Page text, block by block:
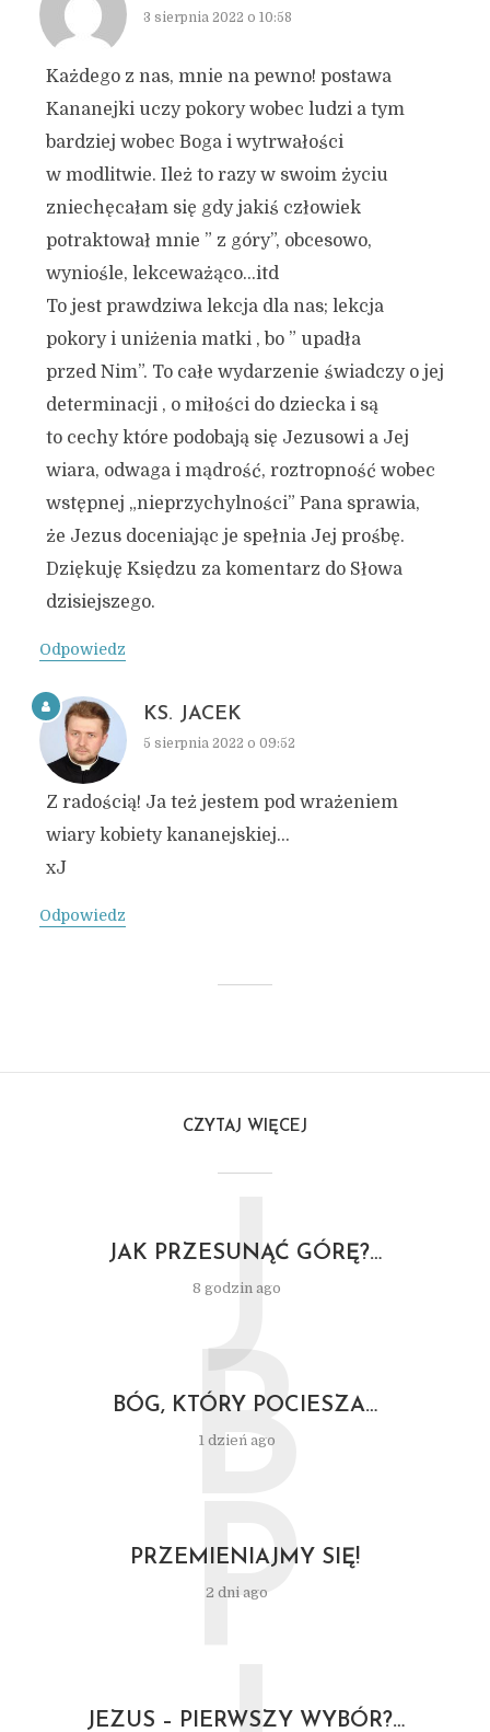
3 sierpnia 2022 o 10:58
Każdego z nas, mnie na pewno! postawa
Kananejki uczy pokory wobec ludzi a tym
bardziej wobec Boga i wytrwałości
w modlitwie. Ileż to razy w swoim życiu
zniechęcałam się gdy jakiś człowiek
potraktował mnie ” z góry”, obcesowo,
wyniośle, lekceważąco…itd
To jest prawdziwa lekcja dla nas; lekcja
pokory i uniżenia matki , bo ” upadła
przed Nim”. To całe wydarzenie świadczy o jej
determinacji , o miłości do dziecka i są
to cechy które podobają się Jezusowi a Jej
wiara, odwaga i mądrość, roztropność wobec
wstępnej „nieprzychylności” Pana sprawia,
że Jezus doceniając je spełnia Jej prośbę.
Dziękuję Księdzu za komentarz do Słowa
dzisiejszego.
Odpowiedz
KS. JACEK
5 sierpnia 2022 o 09:52
Z radością! Ja też jestem pod wrażeniem
wiary kobiety kananejskiej…
xJ
Odpowiedz
CZYTAJ WIĘCEJ
JAK PRZESUNĄĆ GÓRĘ?…
8 godzin ago
J
BÓG, KTÓRY POCIESZA…
1 dzień ago
B
PRZEMIENIAJMY SIĘ!
2 dni ago
P
JEZUS – PIERWSZY WYBÓR?…